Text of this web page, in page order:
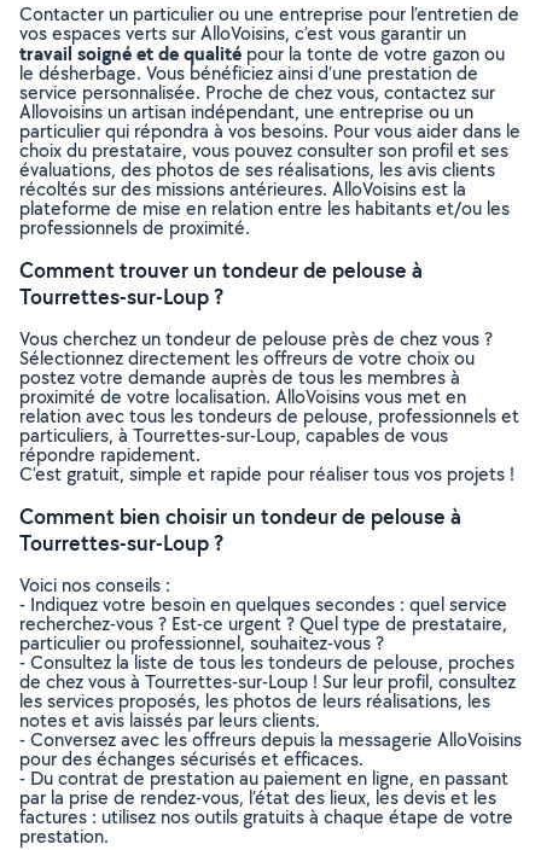
Contacter un particulier ou une entreprise pour l’entretien de
vos espaces verts sur AlloVoisins, c’est vous garantir un
travail soigné et de qualité pour la tonte de votre gazon ou
le désherbage. Vous bénéficiez ainsi d’une prestation de
service personnalisée. Proche de chez vous, contactez sur
Allovoisins un artisan indépendant, une entreprise ou un
particulier qui répondra à vos besoins. Pour vous aider dans le
choix du prestataire, vous pouvez consulter son profil et ses
évaluations, des photos de ses réalisations, les avis clients
récoltés sur des missions antérieures. AlloVoisins est la
plateforme de mise en relation entre les habitants et/ou les
professionnels de proximité.
Comment trouver un tondeur de pelouse à
Tourrettes-sur-Loup ?
Vous cherchez un tondeur de pelouse près de chez vous ?
Sélectionnez directement les offreurs de votre choix ou
postez votre demande auprès de tous les membres à
proximité de votre localisation. AlloVoisins vous met en
relation avec tous les tondeurs de pelouse, professionnels et
particuliers, à Tourrettes-sur-Loup, capables de vous
répondre rapidement.
C’est gratuit, simple et rapide pour réaliser tous vos projets !
Comment bien choisir un tondeur de pelouse à
Tourrettes-sur-Loup ?
Voici nos conseils :
- Indiquez votre besoin en quelques secondes : quel service
recherchez-vous ? Est-ce urgent ? Quel type de prestataire,
particulier ou professionnel, souhaitez-vous ?
- Consultez la liste de tous les tondeurs de pelouse, proches
de chez vous à Tourrettes-sur-Loup ! Sur leur profil, consultez
les services proposés, les photos de leurs réalisations, les
notes et avis laissés par leurs clients.
- Conversez avec les offreurs depuis la messagerie AlloVoisins
pour des échanges sécurisés et efficaces.
- Du contrat de prestation au paiement en ligne, en passant
par la prise de rendez-vous, l’état des lieux, les devis et les
factures : utilisez nos outils gratuits à chaque étape de votre
prestation.